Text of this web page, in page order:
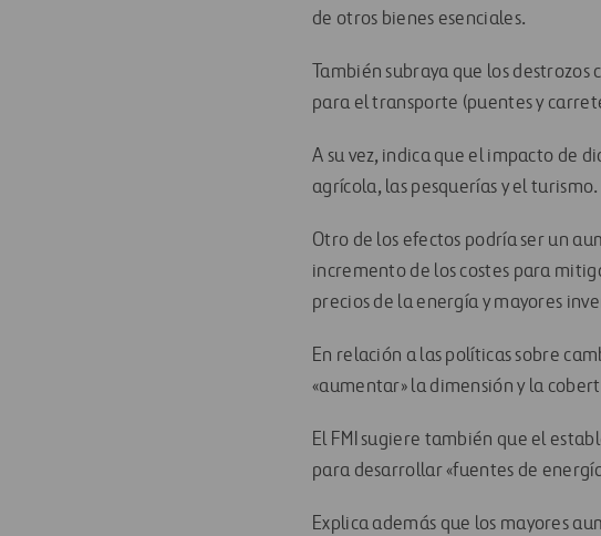
de otros bienes esenciales.
También subraya que los
para el transporte (puentes y
A su vez, indica que el impacto de
agrícola, las pesquerías y el turismo.
Otro de los efectos podría ser un
incremento de los costes para
precios de la energía y mayores
En relación a las políticas sobre
«aumentar» la dimensión y la
El FMI sugiere también que el
para desarrollar «fuentes de
Explica además que los mayores